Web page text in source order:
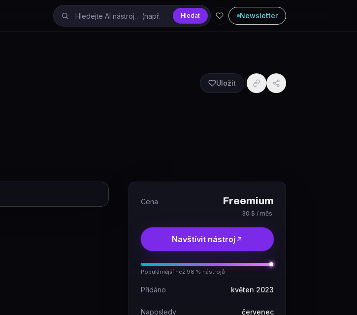
Hledat Newsletter
Uložit
Cena Freemium
30 $ / měs.
Navštívit nástroj
Populárnější než 98 % nástrojů
Přidáno květen 2023
Naposledy
červenec